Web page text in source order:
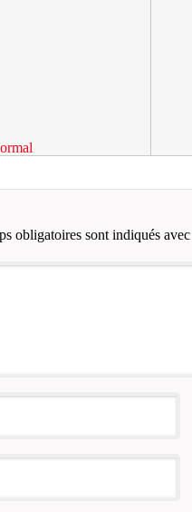
obligatoires sont indiqués avec